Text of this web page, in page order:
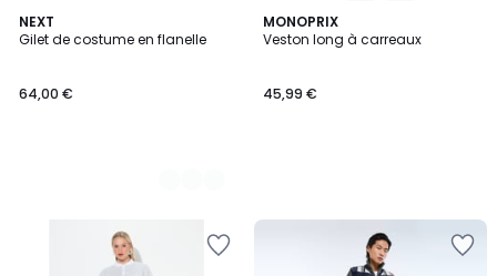
NEXT
Gilet de costume en flanelle
64,00 €
2
Couleurs
MONOPRIX
Veston long à carreaux
45,99 €